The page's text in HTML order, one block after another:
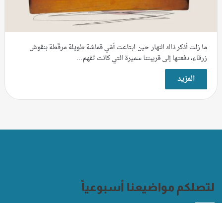
ما زلت أذكر ذاك النهار حين ابتاعت أمّي قماشة طويلة مرقّطة بنقوش
زرقاء، دفعتها إلى قريبتنا سميرة التي كانت تفهم…
المزيد
لتصلكم مواضيعنا أسبوعياً